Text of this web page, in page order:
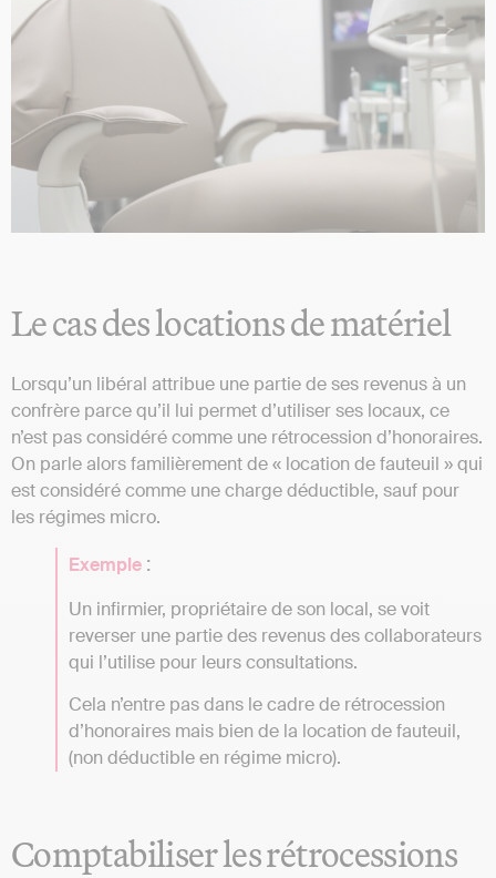
Le cas des locations de matériel
Lorsqu’un libéral attribue une partie de ses revenus à un
confrère parce qu’il lui permet d’utiliser ses locaux, ce
n’est pas considéré comme une rétrocession d’honoraires.
On parle alors familièrement de « location de fauteuil » qui
est considéré comme une charge déductible, sauf pour
les régimes micro.
Exemple :
Un infirmier, propriétaire de son local, se voit
reverser une partie des revenus des collaborateurs
qui l’utilise pour leurs consultations.
Cela n’entre pas dans le cadre de rétrocession
d’honoraires mais bien de la location de fauteuil,
(non déductible en régime micro).
Comptabiliser les rétrocessions